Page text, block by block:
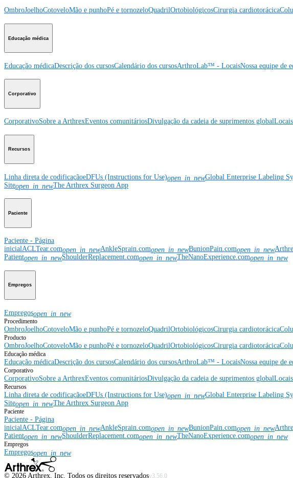
OmbroJoelhoCotoveloMão e punhoPé e tornozeloQuadrilOrtobiológicosCirurgia cardiotorácica
Educação médica
Educação médicaDescrição dos cursosCalendário dos cursosArthroLab™ - LocaisNossa equipe de
Corporativo
CorporativoSobre a ArthrexEventos comunitáriosDivulgação da cadeia de suprimentos globalLocais
Recursos
Linha direta de codificaçãoeDFUs (Instructions for Use)open_in_newGlobal Enterprise Labeling
Siteopen_in_newThe Arthrex Surgeon App
Paciente
Paciente - Página
inicialACLTear.comopen_in_newAnkleSprain.comopen_in_newBunionPain.comopen_in_new
Patientopen_in_newShoulderReplacement.comopen_in_newTheNanoExperience.comopen_in_new
Empregos
Empregosopen_in_new
Procedimento
OmbroJoelhoCotoveloMão e punhoPé e tornozeloQuadrilOrtobiológicosCirurgia cardiotorácica
Producto
OmbroJoelhoCotoveloMão e punhoPé e tornozeloQuadrilOrtobiológicosCirurgia cardiotorácica
Educação médica
Educação médicaDescrição dos cursosCalendário dos cursosArthroLab™ - LocaisNossa equipe de
Corporativo
CorporativoSobre a ArthrexEventos comunitáriosDivulgação da cadeia de suprimentos globalLocais
Recursos
Linha direta de codificaçãoeDFUs (Instructions for Use)open_in_newGlobal Enterprise Labeling
Siteopen_in_newThe Arthrex Surgeon App
Paciente
Paciente - Página
inicialACLTear.comopen_in_newAnkleSprain.comopen_in_newBunionPain.comopen_in_new
Patientopen_in_newShoulderReplacement.comopen_in_newTheNanoExperience.comopen_in_new
Empregos
Empregosopen_in_new
© 2026 Arthrex, Inc. Todos os direitos reservadosv3.56.0